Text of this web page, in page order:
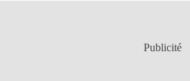
Publicité